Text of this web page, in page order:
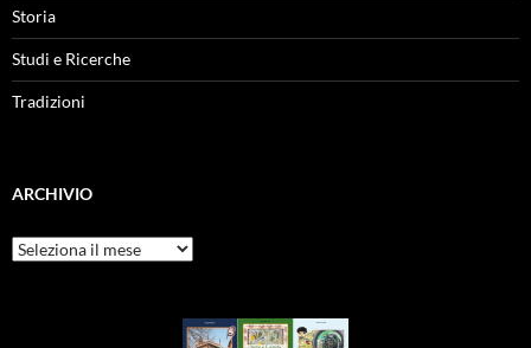
Storia
Studi e Ricerche
Tradizioni
ARCHIVIO
Archivio